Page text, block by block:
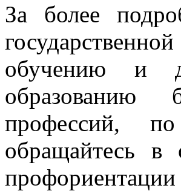
За более
обучению и
образованию
профессий,
обращайтесь в
профориентации